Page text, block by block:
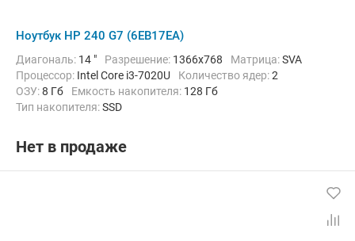
Ноутбук HP 240 G7 (6EB17EA)
Диагональ: 14 " Разрешение: 1366x768 Матрица:SVA
Процессор: Intel Core i3-7020U Количество ядер:2
ОЗУ:8 Гб Емкость накопителя: 128 Гб
Тип накопителя:SSD
Операционная система:
Нет в продаже